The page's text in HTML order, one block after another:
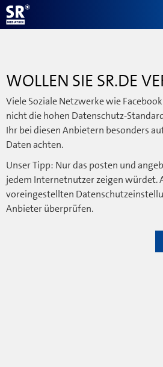
WOLLEN SIE SR.DE
Viele Soziale Netzwerke wie
nicht die hohen Datenschutz-
Ihr bei diesen Anbietern besonders
Daten achten.
Unser Tipp: Nur das posten und
jedem Internetnutzer zeigen würdet.
voreingestellten
Anbieter überprüfen.